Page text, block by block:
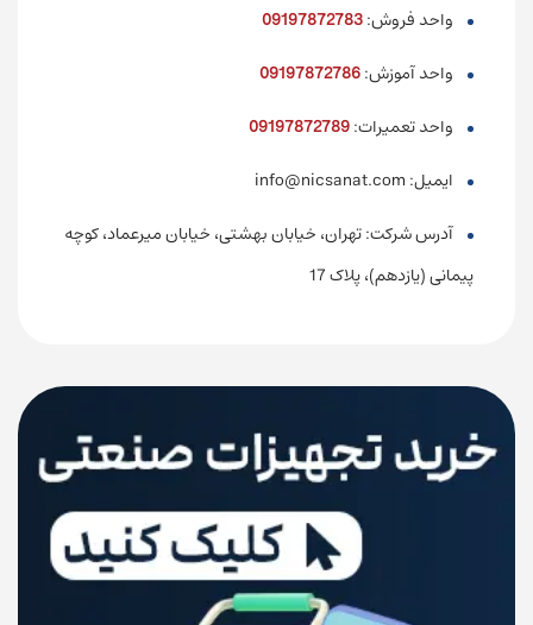
واحد فروش:09197872783
واحد آموزش:09197872786
واحد تعمیرات:09197872789
ایمیل: info@nicsanat.com
آدرس شرکت: تهران، خیابان بهشتی، خیابان میرعماد، کوچه
پیمانی (یازدهم)، پلاک 17